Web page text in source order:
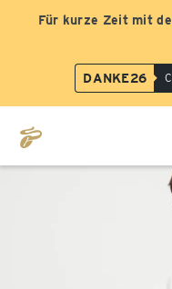
Für kurze Zeit mit
DANKE26